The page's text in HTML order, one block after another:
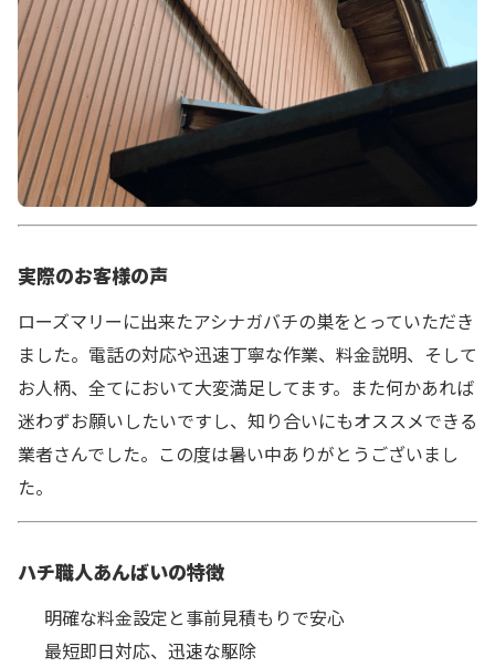
実際のお客様の声
ローズマリーに出来たアシナガバチの巣をとっていただき
ました。電話の対応や迅速丁寧な作業、料金説明、そして
お人柄、全てにおいて大変満足してます。また何かあれば
迷わずお願いしたいですし、知り合いにもオススメできる
業者さんでした。この度は暑い中ありがとうございまし
た。
ハチ職人あんばいの特徴
明確な料金設定と事前見積もりで安心
最短即日対応、迅速な駆除